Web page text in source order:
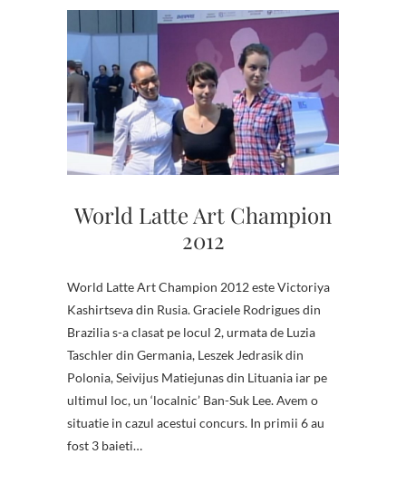
World Latte Art Champion
2012
World Latte Art Champion 2012 este Victoriya
Kashirtseva din Rusia. Graciele Rodrigues din
Brazilia s-a clasat pe locul 2, urmata de Luzia
Taschler din Germania, Leszek Jedrasik din
Polonia, Seivijus Matiejunas din Lituania iar pe
ultimul loc, un ‘localnic’ Ban-Suk Lee. Avem o
situatie in cazul acestui concurs. In primii 6 au
fost 3 baieti…